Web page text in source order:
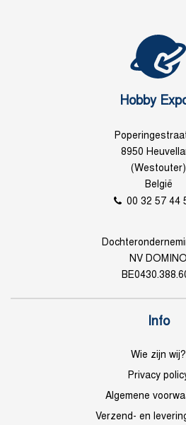
Hobby
8950
(Westouter)
België
00 32 57 44
NV DOMINO
Info
Wie zijn wij?
Privacy
Algemene
Verzend- en